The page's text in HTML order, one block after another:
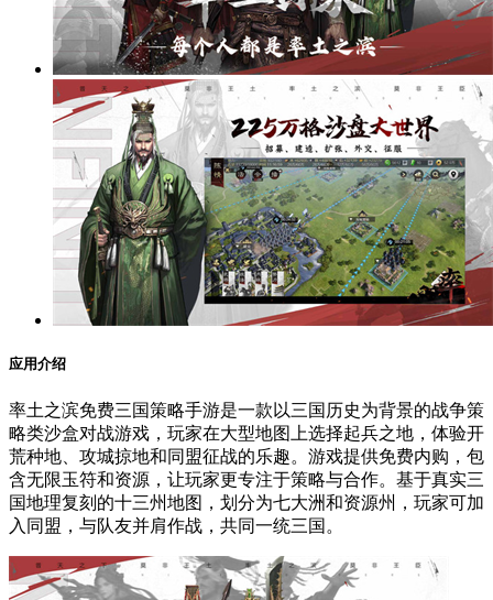
应用介绍
率土之滨免费三国策略手游是一款以三国历史为背景的战争策
略类沙盒对战游戏，玩家在大型地图上选择起兵之地，体验开
荒种地、攻城掠地和同盟征战的乐趣。游戏提供免费内购，包
含无限玉符和资源，让玩家更专注于策略与合作。基于真实三
国地理复刻的十三州地图，划分为七大洲和资源州，玩家可加
入同盟，与队友并肩作战，共同一统三国。